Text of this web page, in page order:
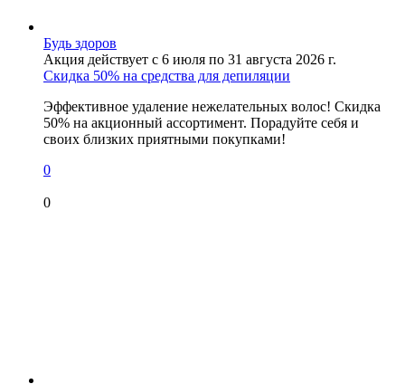
Будь здоров
Акция действует с 6 июля по 31 августа 2026 г.
Скидка 50% на средства для депиляции
Эффективное удаление нежелательных волос! Скидка
50% на акционный ассортимент. Порадуйте себя и
своих близких приятными покупками!
0
0